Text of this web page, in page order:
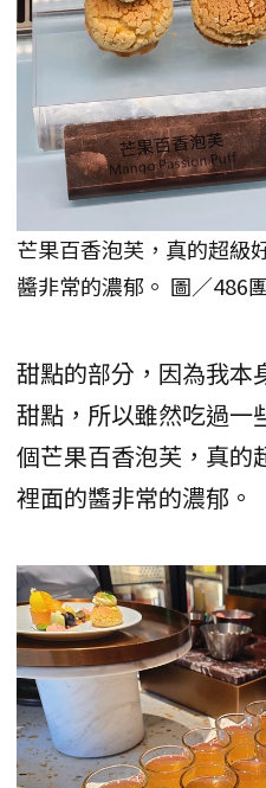
芒果百香泡芙，真的超級
醬非常的濃郁。 圖／486
甜點的部分，因為我本
甜點，所以雖然吃過一
個芒果百香泡芙，真的
裡面的醬非常的濃郁。